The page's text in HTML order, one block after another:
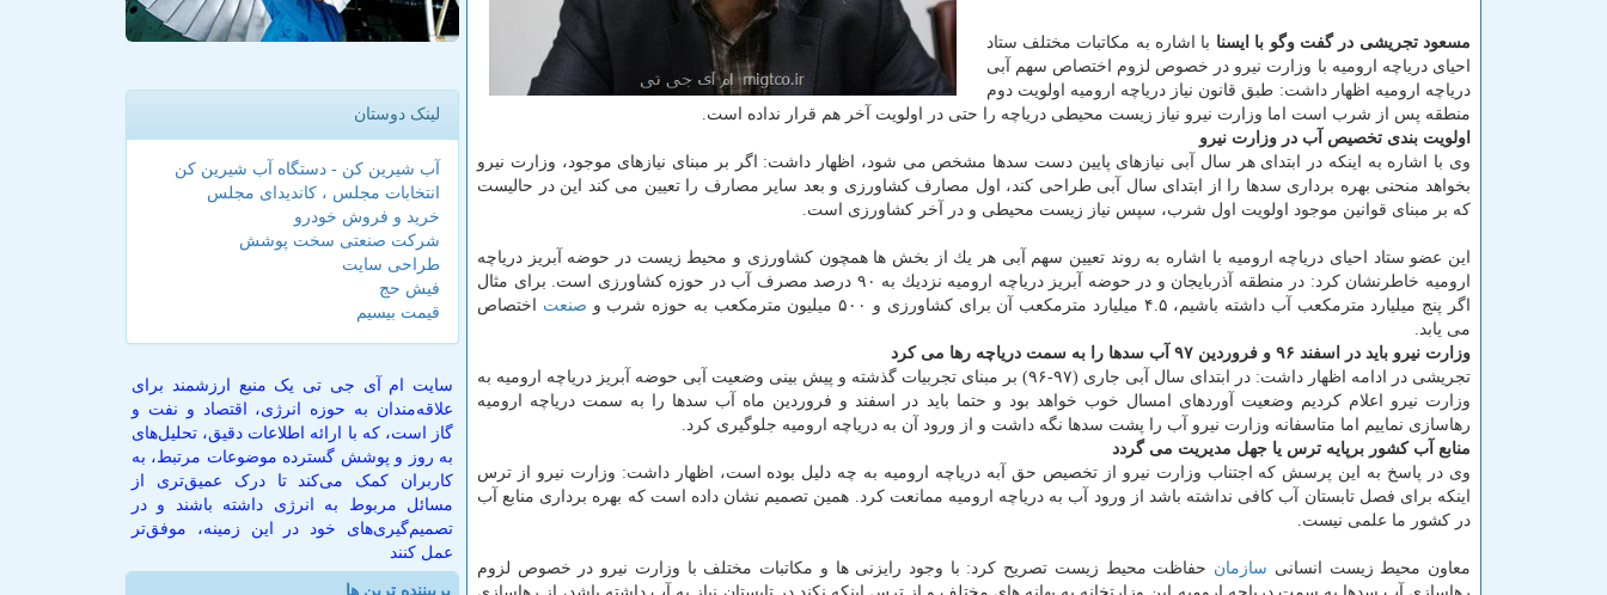
مسعود تجریشی در گفت وگو با ایسنا با اشاره به مكاتبات مختلف ستاد
احیای دریاچه ارومیه با وزارت نیرو در خصوص لزوم اختصاص سهم آبی
دریاچه ارومیه اظهار داشت: طبق قانون نیاز دریاچه ارومیه اولویت دوم
منطقه پس از شرب است اما وزارت نیرو نیاز زیست محیطی دریاچه را حتی در اولویت آخر هم قرار نداده است.
اولویت بندی تخصیص آب در وزارت نیرو
وی با اشاره به اینكه در ابتدای هر سال آبی نیازهای پایین دست سدها مشخص می شود، اظهار داشت: اگر بر مبنای نیازهای موجود، وزارت نیرو
بخواهد منحنی بهره برداری سدها را از ابتدای سال آبی طراحی كند، اول مصارف كشاورزی و بعد سایر مصارف را تعیین می كند این در حالیست
كه بر مبنای قوانین موجود اولویت اول شرب، سپس نیاز زیست محیطی و در آخر كشاورزی است.
این عضو ستاد احیای دریاچه ارومیه با اشاره به روند تعیین سهم آبی هر یك از بخش ها همچون كشاورزی و محیط زیست در حوضه آبریز دریاچه
ارومیه خاطرنشان كرد: در منطقه آذربایجان و در حوضه آبریز دریاچه ارومیه نزدیك به ۹۰ درصد مصرف آب در حوزه كشاورزی است. برای مثال
اگر پنج میلیارد مترمكعب آب داشته باشیم، ۴.۵ میلیارد مترمكعب آن برای كشاورزی و ۵۰۰ میلیون مترمكعب به حوزه شرب و
صنعت اختصاص
می یابد.
وزارت نیرو باید در اسفند ۹۶ و فروردین ۹۷ آب سدها را به سمت دریاچه رها می كرد
تجریشی در ادامه اظهار داشت: در ابتدای سال آبی جاری (۹۷-۹۶) بر مبنای تجربیات گذشته و پیش بینی وضعیت آبی حوضه آبریز دریاچه ارومیه به
وزارت نیرو اعلام كردیم وضعیت آوردهای امسال خوب خواهد بود و حتما باید در اسفند و فروردین ماه آب سدها را به سمت دریاچه ارومیه
رهاسازی نماییم اما متاسفانه وزارت نیرو آب را پشت سدها نگه داشت و از ورود آن به دریاچه ارومیه جلوگیری كرد.
منابع آب كشور برپایه ترس یا جهل مدیریت می گردد
وی در پاسخ به این پرسش كه اجتناب وزارت نیرو از تخصیص حق آبه دریاچه ارومیه به چه دلیل بوده است، اظهار داشت: وزارت نیرو از ترس
اینكه برای فصل تابستان آب كافی نداشته باشد از ورود آب به دریاچه ارومیه ممانعت كرد. همین تصمیم نشان داده است كه بهره برداری منابع آب
در كشور ما علمی نیست.
معاون محیط زیست انسانی سازمان حفاظت محیط زیست تصریح كرد: با وجود رایزنی ها و مكاتبات مختلف با وزارت نیرو در خصوص لزوم
لینک دوستان
آب شیرین کن - دستگاه آب شیرین کن
انتخابات مجلس ، کاندیدای مجلس
خرید و فروش خودرو
شرکت صنعتی سخت پوشش
طراحی سایت
فیش حج
قیمت بیسیم
سایت ام آی جی تی یک منبع ارزشمند برای
علاقه‌مندان به حوزه انرژی، اقتصاد و نفت و
گاز است، که با ارائه اطلاعات دقیق، تحلیل‌های
به روز و پوشش گسترده موضوعات مرتبط، به
کاربران کمک می‌کند تا درک عمیق‌تری از
مسائل مربوط به انرژی داشته باشند و در
تصمیم‌گیری‌های خود در این زمینه، موفق‌تر
عمل کنند
پربیننده ترین ها